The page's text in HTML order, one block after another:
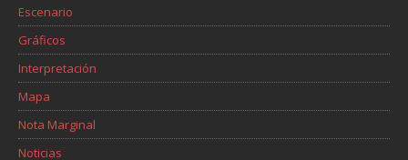
Escenario
Gráficos
Interpretación
Mapa
Nota Marginal
Noticias